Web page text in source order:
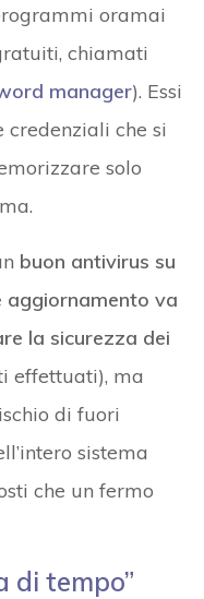
oramai
chiamati
manager). Essi
che si
solo
buon antivirus su
aggiornamento va
la sicurezza dei
effettuati), ma
di fuori
sistema
che un fermo
di tempo”